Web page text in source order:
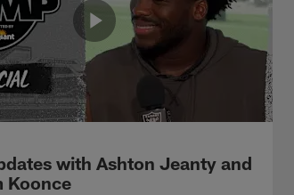
with Ashton Jeanty and
Koonce